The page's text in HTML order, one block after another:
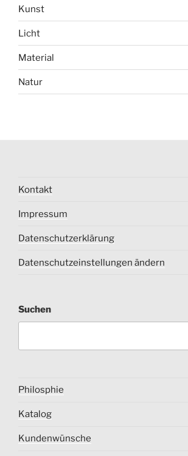
Kunst
Licht
Material
Natur
Kontakt
Impressum
Datenschutzerklärung
Datenschutzeinstellungen ändern
Suchen
Philosphie
Katalog
Kundenwünsche